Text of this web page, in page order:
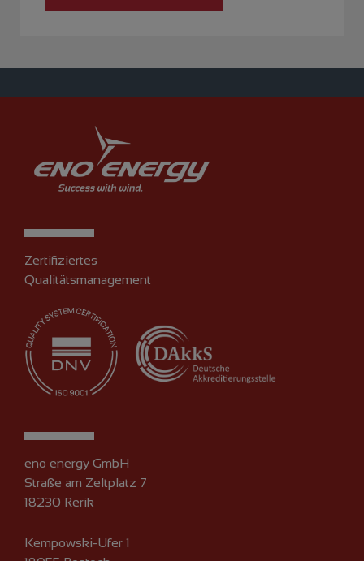
Zertifiziertes
Qualitätsmanagement
eno energy GmbH
Straße am Zeltplatz 7
18230 Rerik
Kempowski-Ufer 1